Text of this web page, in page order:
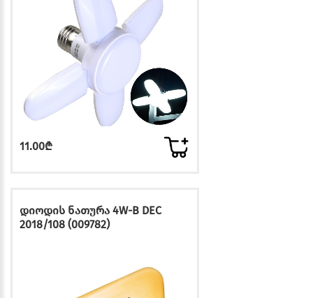
11.00₾
დიოდის ნათურა 4W-B DEC
2018/108 (009782)